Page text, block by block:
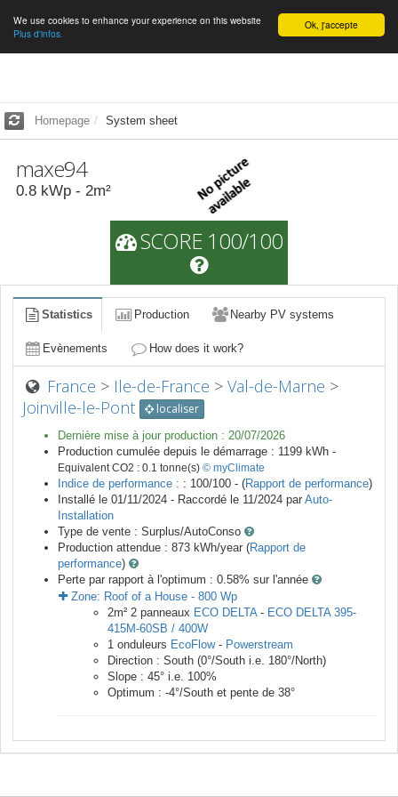
English Ok, j'accepte
We use cookies to enhance your experience on this website
Plus d'infos.
Homepage System sheet
maxe94
0.8 kWp - 2m²
SCORE 100/100
Statistics Production Nearby PV systems
Evènements How does it work?
France > Ile-de-France >Val-de-Marne >
Joinville-le-Pont
localiser
Dernière mise à jour production : 20/07/2026
Production cumulée depuis le démarrage : 1199 kWh -
Equivalent CO2 : 0.1 tonne(s) © myClimate
Indice de performance : : 100/100 - (Rapport de performance)
Installé le 01/11/2024 - Raccordé le 11/2024 par Auto-
Installation
Type de vente : Surplus/AutoConso
Production attendue : 873 kWh/year (Rapport de
performance)
Perte par rapport à l'optimum : 0.58% sur l'année
Zone: Roof of a House - 800 Wp
2m² 2 panneaux ECO DELTA- ECO DELTA 395-
415M-60SB / 400W
1 onduleurs EcoFlow- Powerstream
Direction : South (0°/South i.e. 180°/North)
Slope : 45° i.e. 100%
Optimum : -4°/South et pente de 38°